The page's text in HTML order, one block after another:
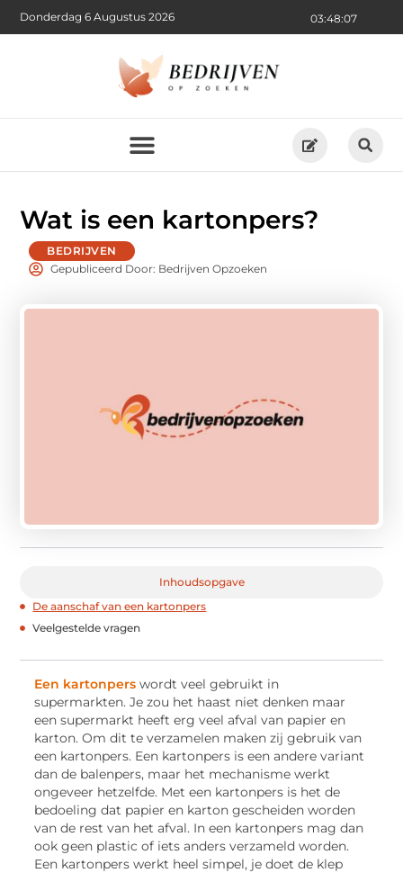
03:48:08
Donderdag 6 Augustus 2026
Wat is een kartonpers?
BEDRIJVEN
Gepubliceerd Door: Bedrijven Opzoeken
Inhoudsopgave
De aanschaf van een kartonpers
Veelgestelde vragen
Een kartonpers wordt veel gebruikt in
supermarkten. Je zou het haast niet denken maar
een supermarkt heeft erg veel afval van papier en
karton. Om dit te verzamelen maken zij gebruik van
een kartonpers. Een kartonpers is een andere variant
dan de balenpers, maar het mechanisme werkt
ongeveer hetzelfde. Met een kartonpers is het de
bedoeling dat papier en karton gescheiden worden
van de rest van het afval. In een kartonpers mag dan
ook geen plastic of iets anders verzameld worden.
Een kartonpers werkt heel simpel, je doet de klep